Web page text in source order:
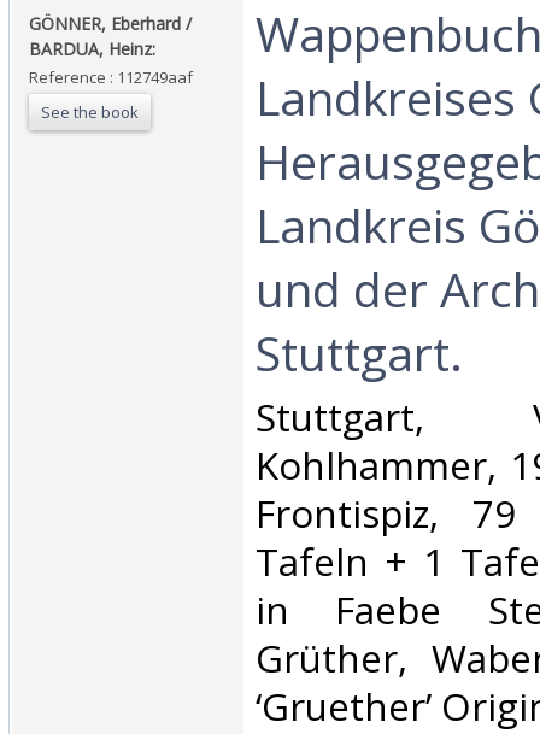
‎GÖNNER, Eberhard /
BARDUA, Heinz:‎
Reference : 112749aaf
See the book
Landkreises
Landkreis
und der
Stuttgart. ‎
‎Stuttgart,
Kohlhammer,
Frontispiz,
Tafeln + 1
in Faebe
Grüther,
‘Gruether’